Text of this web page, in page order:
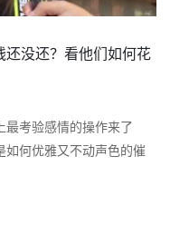
还没还？看他们如何花
考验感情的操作来了
何优雅又不动声色的催